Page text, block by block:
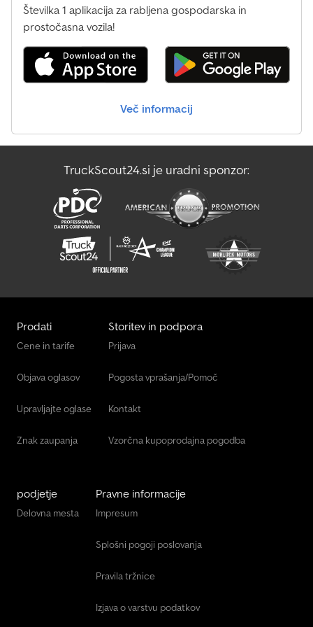
Številka 1 aplikacija za rabljena gospodarska in
prostočasna vozila!
Več informacij
TruckScout24.si je uradni sponzor:
Prodati
Cene in tarife
Objava oglasov
Upravljajte oglase
Znak zaupanja
Storitev in podpora
Prijava
Pogosta vprašanja/Pomoč
Kontakt
Vzorčna kupoprodajna pogodba
podjetje
Delovna mesta
Pravne informacije
Impresum
Splošni pogoji poslovanja
Pravila tržnice
Izjava o varstvu podatkov